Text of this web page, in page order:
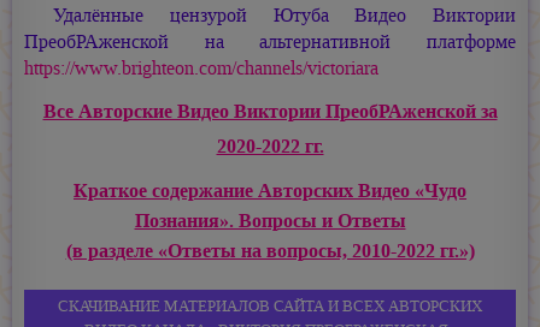
Удалённые цензурой Ютуба Видео Виктории
ПреобРАженской на альтернативной платформе
https://www.brighteon.com/channels/victoriara
Все Авторские Видео Виктории ПреобРАженской за
2020-2022 гг.
Краткое содержание Авторских Видео «Чудо
Познания». Вопросы и Ответы
(в разделе «Ответы на вопросы, 2010-2022 гг.»)
СКАЧИВАНИЕ МАТЕРИАЛОВ САЙТА И ВСЕХ АВТОРСКИХ